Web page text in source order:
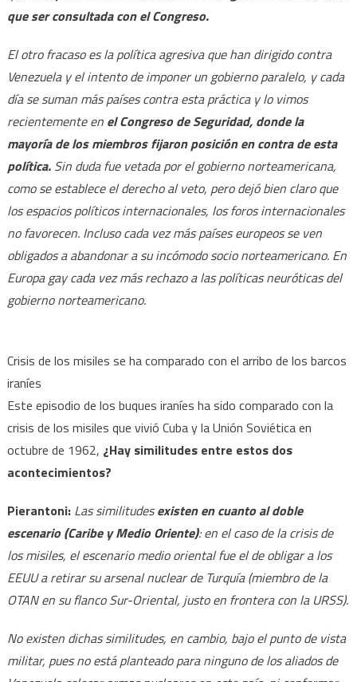
que ser consultada con el Congreso.
El otro fracaso es la política agresiva que han dirigido contra
Venezuela y el intento de imponer un gobierno paralelo, y cada
día se suman más países contra esta práctica y lo vimos
recientemente enel Congreso de Seguridad, donde la
mayoría de los miembros fijaron posición en contra de esta
política.Sin duda fue vetada por el gobierno norteamericana,
como se establece el derecho al veto, pero dejó bien claro que
los espacios políticos internacionales, los foros internacionales
no favorecen. Incluso cada vez más países europeos se ven
obligados a abandonar a su incómodo socio norteamericano. En
Europa gay cada vez más rechazo a las políticas neuróticas del
gobierno norteamericano.
Crisis de los misiles se ha comparado con el arribo de los barcos
iraníes
Este episodio de los buques iraníes ha sido comparado con la
crisis de los misiles que vivió Cuba y la Unión Soviética en
octubre de 1962, ¿Hay similitudes entre estos dos
acontecimientos?
Pierantoni: Las similitudesexisten en cuanto al doble
escenario (Caribe y Medio Oriente): en el caso de la crisis de
los misiles, el escenario medio oriental fue el de obligar a los
EEUU a retirar su arsenal nuclear de Turquía (miembro de la
OTAN en su flanco Sur-Oriental, justo en frontera con la URSS).
No existen dichas similitudes, en cambio, bajo el punto de vista
militar, pues no está planteado para ninguno de los aliados de